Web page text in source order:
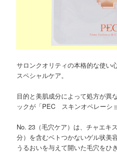
サロンクオリティの本格的な使い
スペシャルケア。
目的と美肌成分によって処方が異
ックが「PEC スキンオペレーシ
No. 23（毛穴ケア）は、チャエキ
分）を含むベトつかないゲル状美
うるおいを与えて開いた毛穴をひ